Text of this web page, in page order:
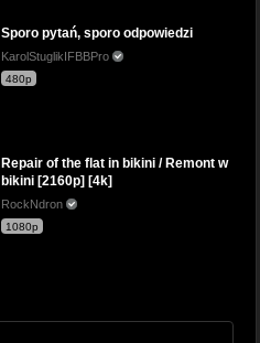
Sporo pytań, sporo odpowiedzi
KarolStuglikIFBBPro
480p
Repair of the flat in bikini / Remont w
bikini [2160p] [4k]
RockNdron
1080p